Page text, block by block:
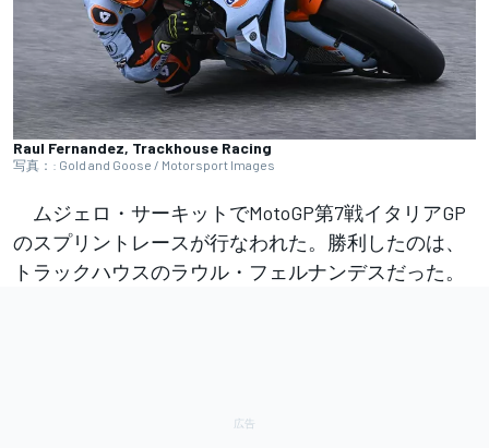
Raul Fernandez, Trackhouse Racing
写真：: Gold and Goose / Motorsport Images
ムジェロ・サーキットでMotoGP第7戦イタリアGP
のスプリントレースが行なわれた。勝利したのは、
トラックハウスのラウル・フェルナンデスだった。